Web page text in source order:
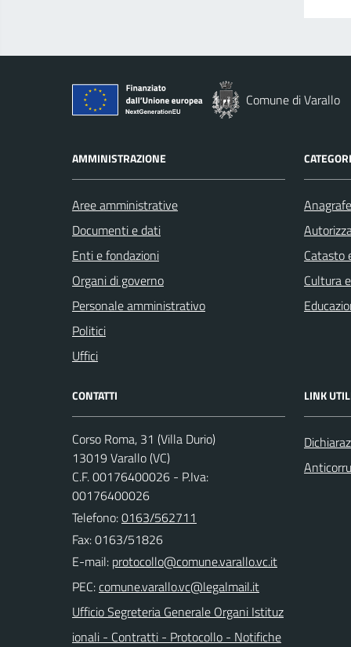
Comune di Varallo
AMMINISTRAZIONE
Aree amministrative
Documenti e dati
Enti e fondazioni
Organi di governo
Personale amministrativo
Politici
Uffici
Catasto
Cultura
CONTATTI
Corso Roma, 31 (Villa Durio)
13019 Varallo (VC)
C.F. 00176400026 - P.Iva:
00176400026
Telefono:0163/562711
Fax: 0163/51826
E-mail:
PEC:
Ufficio Segreteria Generale Organi Istituz
ionali - Contratti - Protocollo - Notifiche
LINK